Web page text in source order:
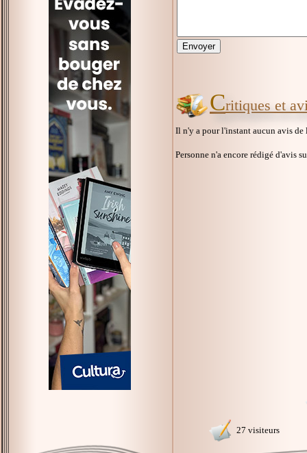
Critiques et
Il n'y a pour l'instant aucun avis
Personne n'a encore rédigé d'avis
27 visiteurs